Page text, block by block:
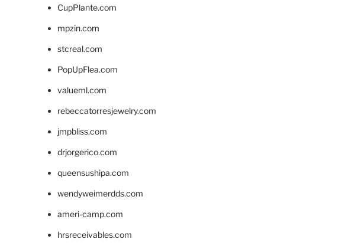
CupPlante.com
mpzin.com
stcreal.com
PopUpFlea.com
valueml.com
rebeccatorresjewelry.com
jmpbliss.com
drjorgerico.com
queensushipa.com
wendyweimerdds.com
ameri-camp.com
hrsreceivables.com